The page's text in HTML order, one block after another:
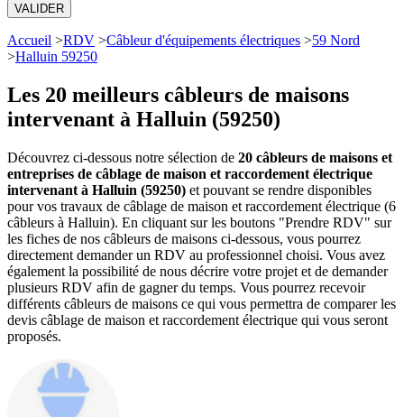
VALIDER
Accueil >RDV >Câbleur d'équipements électriques >59 Nord
>Halluin 59250
Les 20 meilleurs câbleurs de maisons
intervenant à Halluin (59250)
Découvrez ci-dessous notre sélection de 20 câbleurs de maisons et
entreprises de câblage de maison et raccordement électrique
intervenant à Halluin (59250) et pouvant se rendre disponibles
pour vos travaux de câblage de maison et raccordement électrique (6
câbleurs à Halluin). En cliquant sur les boutons "Prendre RDV" sur
les fiches de nos câbleurs de maisons ci-dessous, vous pourrez
directement demander un RDV au professionnel choisi. Vous avez
également la possibilité de nous décrire votre projet et de demander
plusieurs RDV afin de gagner du temps. Vous pourrez recevoir
différents câbleurs de maisons ce qui vous permettra de comparer les
devis câblage de maison et raccordement électrique qui vous seront
proposés.